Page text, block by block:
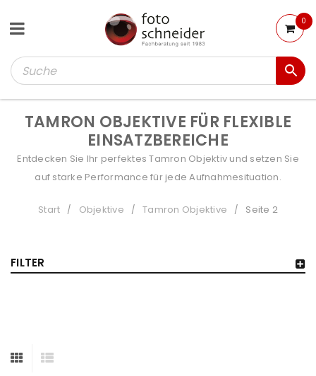
0
TAMRON OBJEKTIVE FÜR FLEXIBLE
EINSATZBEREICHE
Entdecken Sie Ihr perfektes Tamron Objektiv und setzen Sie
auf starke Performance für jede Aufnahmesituation.
Start / Objektive / Tamron Objektive / Seite 2
FILTER